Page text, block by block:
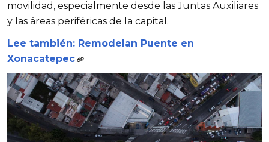
movilidad, especialmente desde las Juntas Auxiliares
y las áreas periféricas de la capital.
Lee también: Remodelan Puente en
Xonacatepec